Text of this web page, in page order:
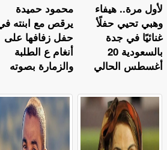
محمود حميدة
يرقص مع ابنته
حفل زفافها على
أنغام ع الطلبة
والزمارة بصوته
لأول مرة.. هيفاء
وهبي تحيي حفلًأ
غنائيًا في جدة
بالسعودية 20
أغسطس الحالي